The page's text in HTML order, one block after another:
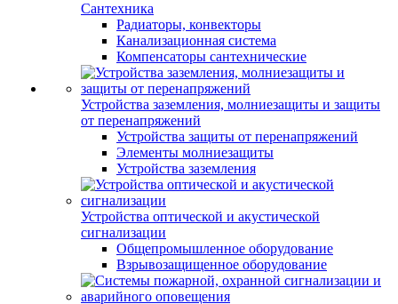
Сантехника
Радиаторы, конвекторы
Канализационная система
Компенсаторы сантехнические
Устройства заземления, молниезащиты и защиты
от перенапряжений
Устройства защиты от перенапряжений
Элементы молниезащиты
Устройства заземления
Устройства оптической и акустической
сигнализации
Общепромышленное оборудование
Взрывозащищенное оборудование